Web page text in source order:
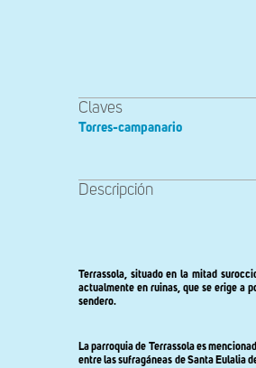
Claves
Torres-campanario
Descripción
Terrassola, situado en la mitad
actualmente en ruinas, que se erige a
sendero.
La parroquia de Terrassola es
entre las sufragáneas de Santa Eulalia